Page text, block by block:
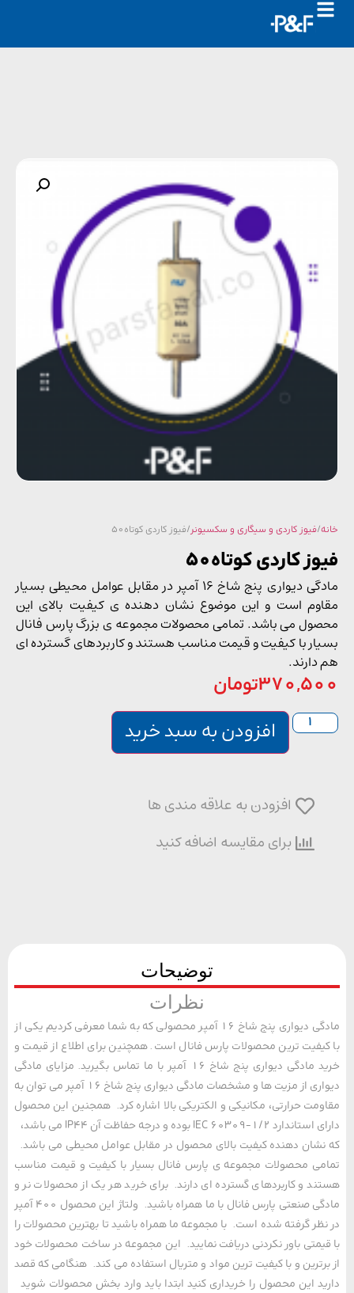
فیوز کاردی و سیگاری و سکسیونر/ فیوز کاردی کوتاه50
کاردی کوتاه50
مادگی دیواری پنج شاخ 16 آمپر در مقابل عوامل محیطی بسیار
است و این موضوع نشان دهنده ی کیفیت بالای این
می باشد. تمامی محصولات مجموعه ی بزرگ پارس فانال
با کیفیت و قیمت مناسب هستند و کاربردهای گسترده ای
تومان
افزودن به سبد خرید
افزودن به علاقه مندی ها
برای مقایسه اضافه کنید
توضیحات
نظرات
مادگی دیواری پنج شاخ 16 آمپر محصولی که به شما معرفی کردیم یکی از
ترین محصولات پارس فانال است. همچنین برای اطلاع از قیمت و
خرید مادگی دیواری پنج شاخ 16 آمپر با ما تماس بگیرید. مزایای مادگی
دیواری از مزیت ها و مشخصات مادگی دیواری پنج شاخ 16 آمپر می توان به
حرارتی، مکانیکی و الکتریکی بالا اشاره کرد. همجنین این محصول
دارای استاندارد IEC 60309-1/2 بوده و درجه حفاظت آن IP44 می باشد،
دهنده کیفیت بالای محصول در مقابل عوامل محیطی می باشد.
محصولات مجموعه ی پارس فانال بسیار با کیفیت و قیمت مناسب
و کاربردهای گسترده ای دارند. برای خرید هر یک از محصولات نر و
مادگی صنعتی پارس فانال با ما همراه باشید. ولتاژ این محصول 400 آمپر
گرفته شده است. با مجموعه ما همراه باشید تا بهترین محصولات را
باور نکردنی دریافت نمایید. این مجموعه در ساخت محصولات خود
و با کیفیت ترین مواد و متریال استفاده می کند. هنگامی که قصد
این محصول را خریداری کنید ابتدا باید وارد بخش محصولات شوید